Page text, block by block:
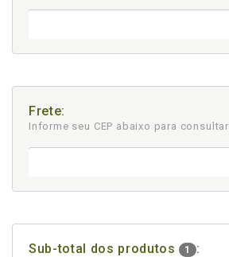
Frete:
Informe seu CEP abaixo para consultar
Sub-total dos produtos 1 :